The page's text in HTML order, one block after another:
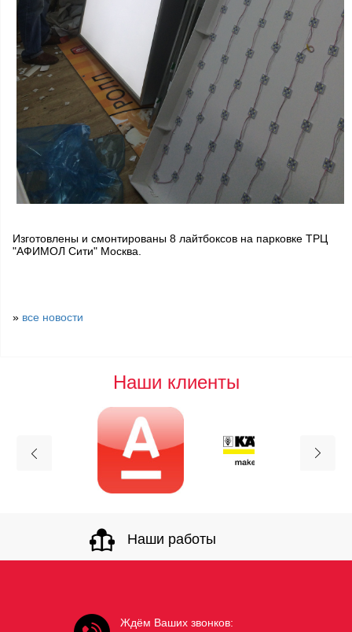
Изготовлены и смонтированы 8 лайтбоксов на парковке ТРЦ
"АФИМОЛ Сити" Москва.
» все новости
Наши клиенты
Наши работы
Ждём Ваших звонков: